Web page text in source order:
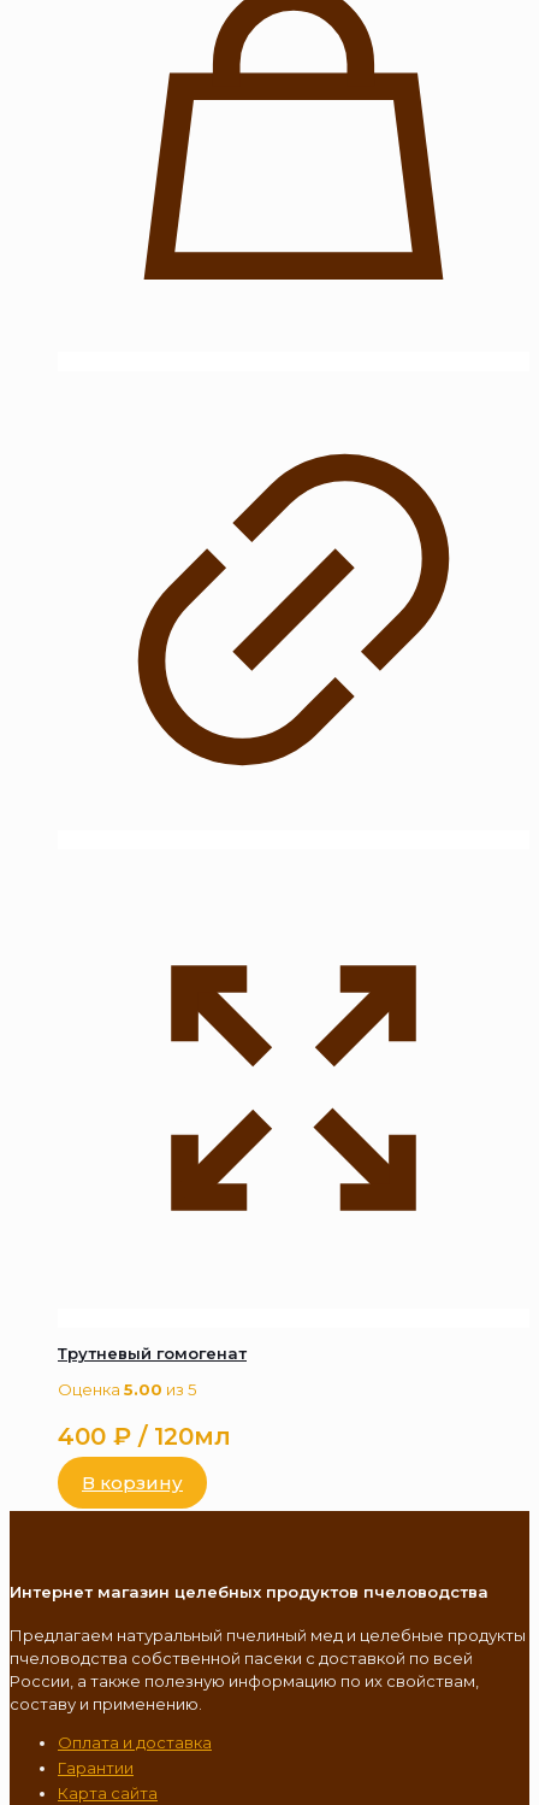
выбрать
на
странице
Трутневый гомогенат
Оценка 5.00 из 5
400 ₽ / 120мл
В корзину
Интернет магазин целебных продуктов пчеловодства
Предлагаем натуральный пчелиный мед и целебные продукты
пчеловодства собственной пасеки с доставкой по всей
России, а также полезную информацию по их свойствам,
составу и применению.
Оплата и доставка
Гарантии
Карта сайта